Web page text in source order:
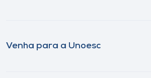
Venha para a Unoesc